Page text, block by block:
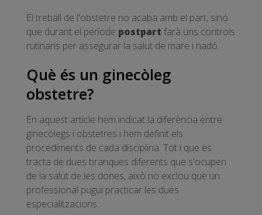
El treball de l'obstetre no acaba amb el part, sinó
que durant el període postpart farà uns controls
rutinaris per assegurar la salut de mare i nadó.
Què és un ginecòleg
obstetre?
En aquest article hem indicat la diferència entre
ginecòlegs i obstetres i hem definit els
procediments de cada disciplina. Tot i que es
tracta de dues branques diferents que s'ocupen
de la salut de les dones, això no exclou que un
professional pugui practicar les dues
especialitzacions.